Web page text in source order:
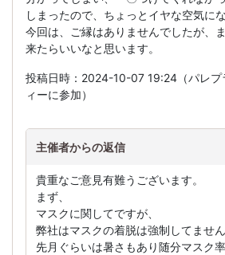
しまったので、ちょっとイヤな空気に
今回は、ご縁はありませんでしたが、
来たらいいなと思います。
投稿日時：2024-10-07 19:24（パレプ
ィーに参加）
主催者からの返信
貴重なご意見有難うございます。
まず、
マスクに関してですが、
弊社はマスクの着脱は強制してません
先月ぐらいは暑さもあり随分マスク